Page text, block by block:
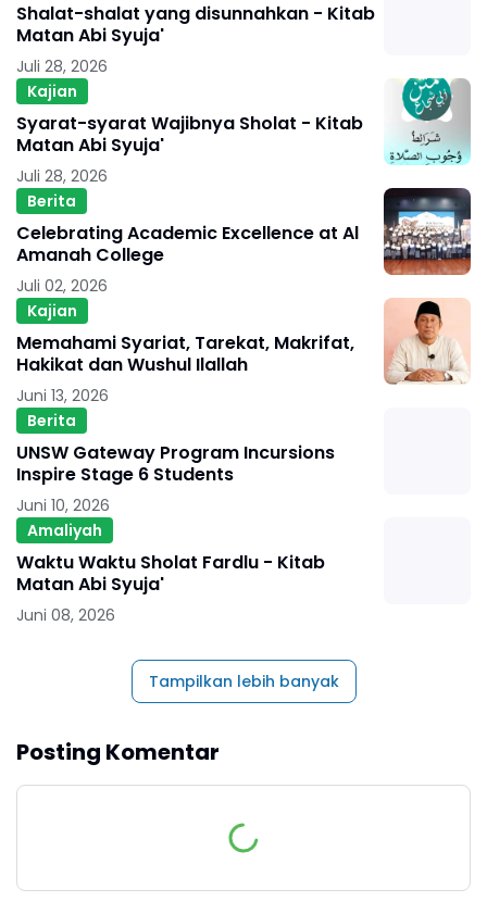
Shalat-shalat yang disunnahkan - Kitab
Matan Abi Syuja'
Juli 28, 2026
Kajian
Syarat-syarat Wajibnya Sholat - Kitab
Matan Abi Syuja'
Juli 28, 2026
Berita
Celebrating Academic Excellence at Al
Amanah College
Juli 02, 2026
Kajian
Memahami Syariat, Tarekat, Makrifat,
Hakikat dan Wushul Ilallah
Juni 13, 2026
Berita
UNSW Gateway Program Incursions
Inspire Stage 6 Students
Juni 10, 2026
Amaliyah
Waktu Waktu Sholat Fardlu - Kitab
Matan Abi Syuja'
Juni 08, 2026
Tampilkan lebih banyak
Posting Komentar